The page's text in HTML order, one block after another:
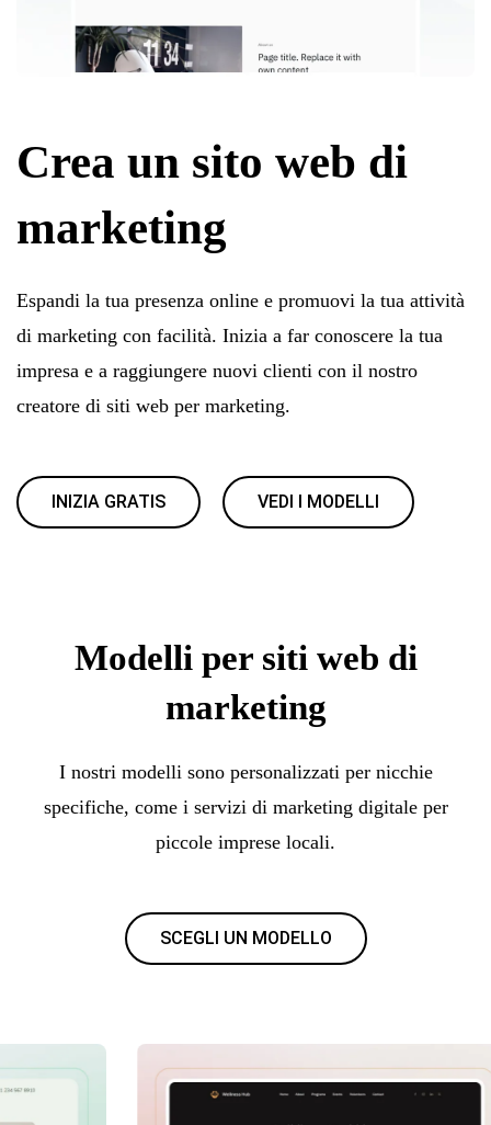
Crea un sito web di
marketing
Espandi la tua presenza online e promuovi la tua attività
di marketing con facilità. Inizia a far conoscere la tua
impresa e a raggiungere nuovi clienti con il nostro
creatore di siti web per marketing.
INIZIA GRATIS VEDI I MODELLI
Modelli per siti web di
marketing
I nostri modelli sono personalizzati per nicchie
specifiche, come i servizi di marketing digitale per
piccole imprese locali.
SCEGLI UN MODELLO